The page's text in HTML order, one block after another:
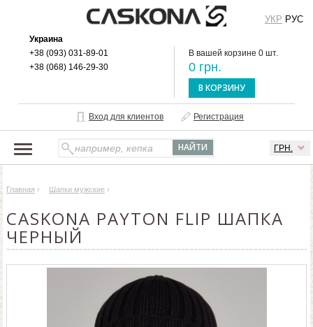
Украина
+38 (093) 031-89-01
+38 (068) 146-29-30
В вашей корзине 0 шт.
0 грн.
В КОРЗИНУ
Вход для клиентов Регистрация
ГРН.
УКР РУС
О БРЕНДЕ
ДОСТАВКА И ОПЛАТА
ОПТОВЫМ КЛИЕНТАМ
Главная › Шапки мужские ›
CASKONA PAYTON FLIP ШАПКА
ЧЕРНЫЙ